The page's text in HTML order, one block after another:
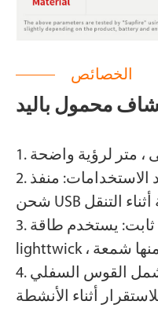
الخصائص
2. وظيفة بنك الطاقة متعدد الاستخدامات: منفذ
3. سطوع ثابت: يستخدم طاقة JingRui XK
4. عناصر التصميم العملي: يشمل القوس السفلي